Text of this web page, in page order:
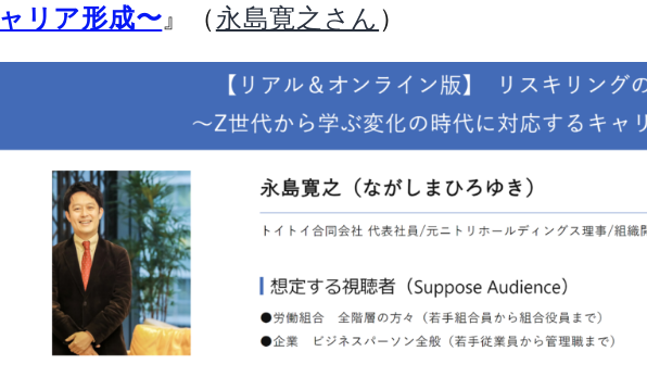
ャリア形成〜 』（永島寛之さん ）